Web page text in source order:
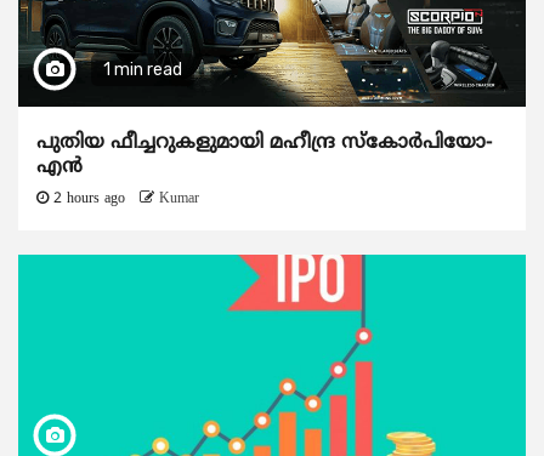
1 min read
പുതിയ ഫീച്ചറുകളുമായി മഹീന്ദ്ര സ്കോർപിയോ-
എൻ
2 hours ago Kumar